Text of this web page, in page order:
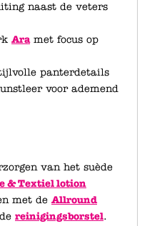
naast de veters
Aramet focus op
panterdetails
voor ademend
van het suède
& Textiel lotion
met de Allround
reinigingsborstel.